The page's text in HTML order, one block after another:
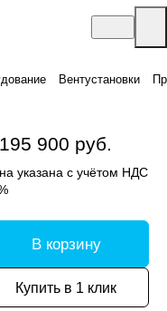
Вентустановки
900 руб.
указана с учётом НДС
В корзину
Купить в 1 клик